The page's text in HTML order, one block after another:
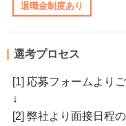
退職金制度あり
選考プロセス
[1] 応募フォームより
↓
[2] 弊社より面接日程